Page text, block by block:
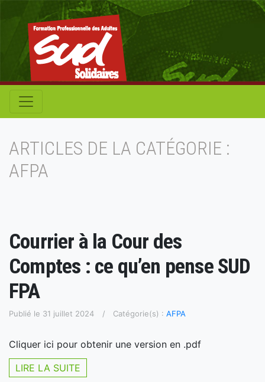
ARTICLES DE LA CATÉGORIE :
AFPA
Courrier à la Cour des
Comptes : ce qu’en pense SUD
FPA
Publié le 31 juillet 2024 Catégorie(s) : AFPA
Cliquer ici pour obtenir une version en .pdf
LIRE LA SUITE